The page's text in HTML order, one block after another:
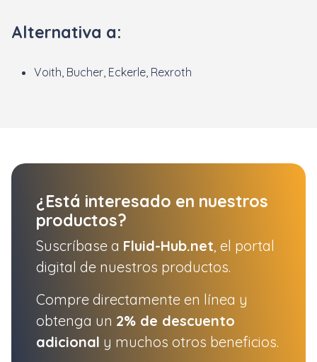
Alternativa a:
Voith, Bucher, Eckerle, Rexroth
¿Está interesado en nuestros
productos?
Suscríbase a Fluid-Hub.net , el portal
digital de nuestros productos.
Compre directamente en línea y
obtenga un 2% de descuento
adicional y muchos otros beneficios.